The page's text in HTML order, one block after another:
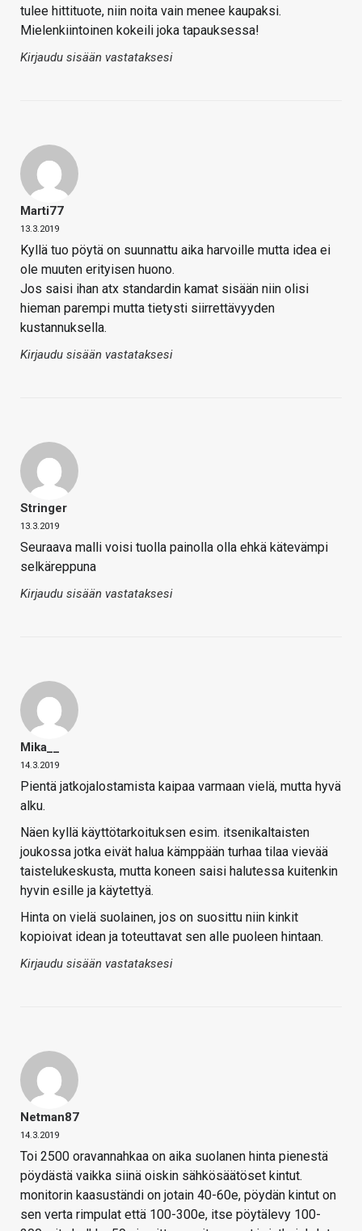
tulee hittituote, niin noita vain menee kaupaksi.
Mielenkiintoinen kokeili joka tapauksessa!
Kirjaudu sisään vastataksesi
Marti77
13.3.2019
Kyllä tuo pöytä on suunnattu aika harvoille mutta idea ei
ole muuten erityisen huono.
Jos saisi ihan atx standardin kamat sisään niin olisi
hieman parempi mutta tietysti siirrettävyyden
kustannuksella.
Kirjaudu sisään vastataksesi
Stringer
13.3.2019
Seuraava malli voisi tuolla painolla olla ehkä kätevämpi
selkäreppuna
Kirjaudu sisään vastataksesi
Mika__
14.3.2019
Pientä jatkojalostamista kaipaa varmaan vielä, mutta hyvä
alku.
Näen kyllä käyttötarkoituksen esim. itsenikaltaisten
joukossa jotka eivät halua kämppään turhaa tilaa vievää
taistelukeskusta, mutta koneen saisi halutessa kuitenkin
hyvin esille ja käytettyä.
Hinta on vielä suolainen, jos on suosittu niin kinkit
kopioivat idean ja toteuttavat sen alle puoleen hintaan.
Kirjaudu sisään vastataksesi
Netman87
14.3.2019
Toi 2500 oravannahkaa on aika suolanen hinta pienestä
pöydästä vaikka siinä oiskin sähkösäätöset kintut.
monitorin kaasuständi on jotain 40-60e, pöydän kintut on
sen verta rimpulat että 100-300e, itse pöytälevy 100-